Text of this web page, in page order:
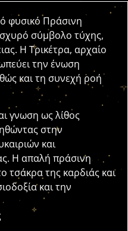
φυσικό Πράσινη
σύμβολο τύχης,
Η Τρικέτρα, αρχαίο
την ένωση
και τη συνεχή ροή
γνωση ως λίθος
στην
και
Η απαλή πράσινη
τσάκρα της καρδιάς και
και την